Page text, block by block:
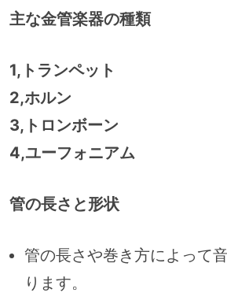
主な金管楽器の種類
1,トランペット
2,ホルン
3,トロンボーン
4,ユーフォニアム
管の長さと形状
管の長さや巻き方によって
ります。